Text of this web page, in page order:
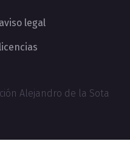
aviso legal
licencias
Alejandro de la Sota